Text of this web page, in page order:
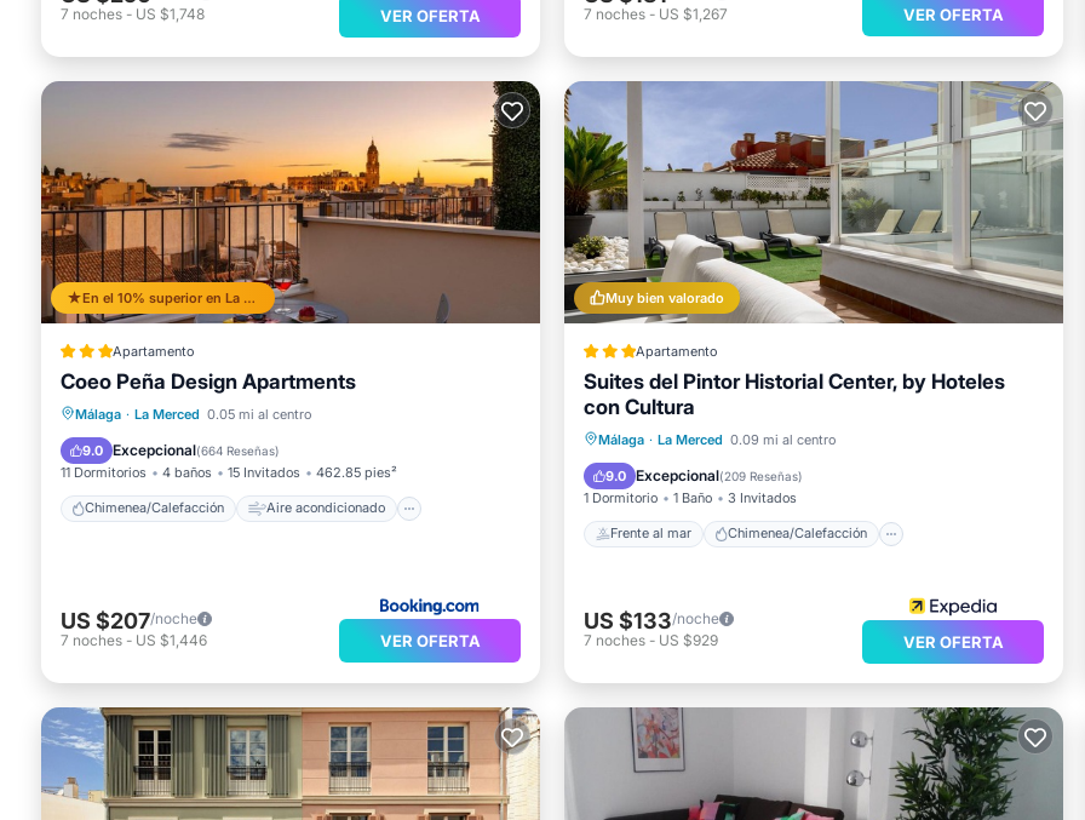
7 noches - US $1,748 VER OFERTA
7 noches - US $1,267 VER OFERTA
En el 10% superior en La Merced
Apartamento
Coeo Peña Design Apartments
Málaga · La Merced 0.05 mi al centro
9.0 Excepcional(664 Reseñas)
11 Dormitorios 4 baños 15 Invitados 462.85 pies²
Chimenea/Calefacción Aire acondicionado
Chimenea/Calefacción
Aire acondicionado
Apto para niños
US $207/noche
7 noches - US $1,446 VER OFERTA
Muy bien valorado
Apartamento
Suites del Pintor Historial Center, by Hoteles
con Cultura
Málaga · La Merced 0.09 mi al centro
9.0 Excepcional(209 Reseñas)
1 Dormitorio 1 Baño 3 Invitados
Frente al mar Chimenea/Calefacción
Frente al mar
Chimenea/Calefacción
Vista al mar
Balcón/Terraza
US $133/noche
7 noches - US $929 VER OFERTA